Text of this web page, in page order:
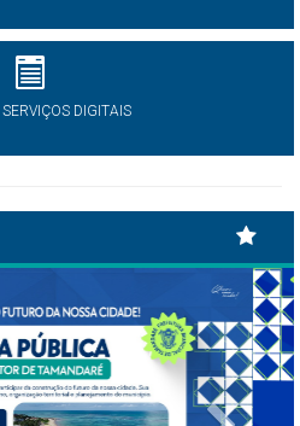
DIGITAIS